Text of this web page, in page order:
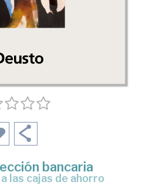
bancaria
las cajas de ahorro